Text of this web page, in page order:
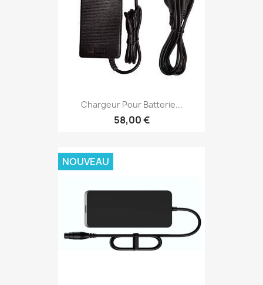
Chargeur Pour Batterie...
58,00 €
NOUVEAU